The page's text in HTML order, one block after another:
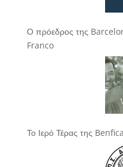
Ο πρόεδρος της
Franco
Το Ιερό Τέρας της Benfica